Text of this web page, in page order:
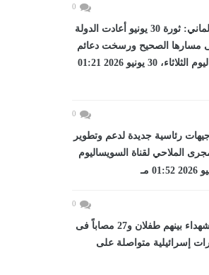
0
برلماني: ثورة 30 يونيو أعادت الدولة
مسارها الصحيح ورسخت دعائم
الاستقرار...اليوم الثلاثاء، 30 يونيو 2026 01:21
0
رئاسية جديدة لدعم وتطوير
الملاحي لقناة السويساليوم
0
4 شهداء بينهم طفلان و27 مصاباً فى
إسرائيلية متواصلة على